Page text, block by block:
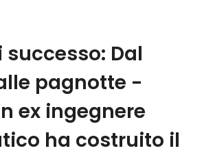
successo: Dal
pagnotte -
ex ingegnere
ha costruito il